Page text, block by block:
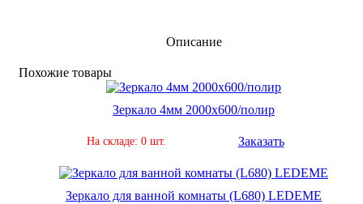
Описание
По­хо­жие то­ва­ры
Зеркало 4мм 2000х600/полир
На складе: 0 шт. Заказать
Зеркало для ванной комнаты (L680) LEDEME